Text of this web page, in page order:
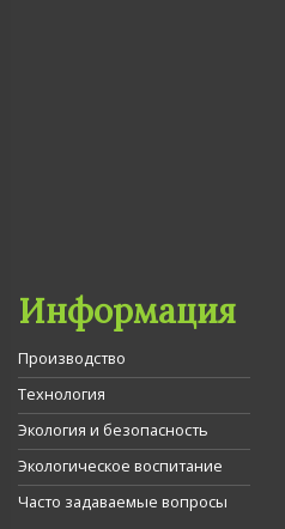
Информация
Производство
Технология
Экология и безопасность
Экологическое воспитание
Часто задаваемые вопросы